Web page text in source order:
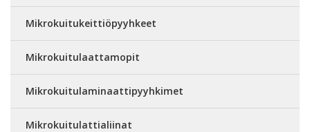
Mikrokuitukeittiöpyyhkeet
Mikrokuitulaattamopit
Mikrokuitulaminaattipyyhkimet
Mikrokuitulattialiinat